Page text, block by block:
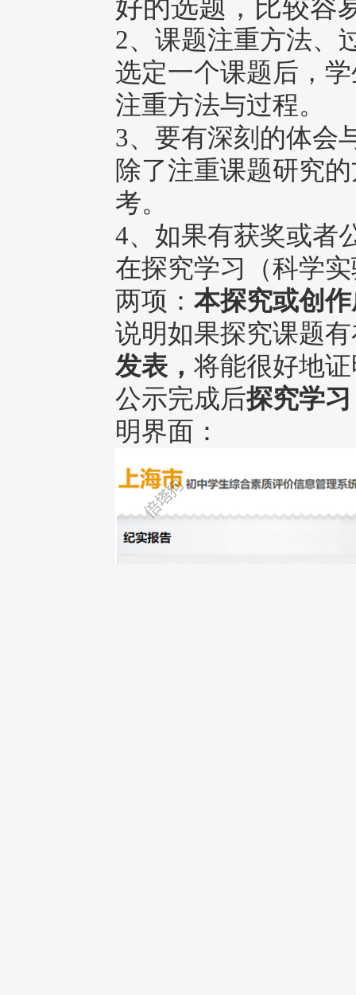
好的选题，比较容
2、课题注重方法、
选定一个课题后，
注重方法与过程。
3、要有深刻的体会
除了注重课题研究
考。
4、如果有获奖或者
在探究学习（科学
两项： 本探究或创
说明如果探究课题
发表， 将能很好地
公示完成后探究学
明界面：